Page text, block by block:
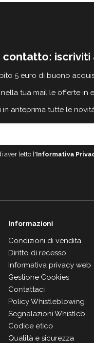
contatto:
5 euro di buono
tua mail le offerte in
in anteprima tutte le
aver letto l'Informativa
Informazioni
Condizioni di vendita
Diritto di recesso
Informativa privacy web
Gestione Cookies
Contattaci
Policy Whistleblowing
Segnalazioni Whistleb.
Codice etico
Qualità e sicurezza